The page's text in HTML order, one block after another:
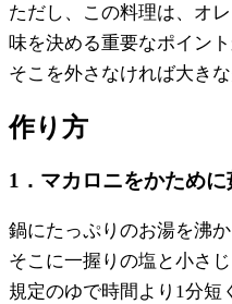
ただし、この料理は、オ
味を決める重要なポイン
そこを外さなければ大き
作り方
1．マカロニをかために
鍋にたっぷりのお湯を沸か
そこに一握りの塩と小さ
規定のゆで時間より1分短